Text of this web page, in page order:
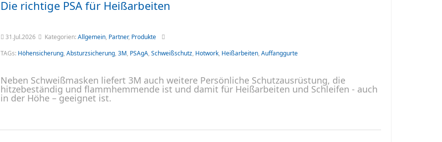
Die richtige PSA für Heißarbeiten
31.Jul.2026 Kategorien:Allgemein, Partner, Produkte
TAGs: Höhensicherung, Absturzsicherung, 3M, PSAgA, Schweißschutz, Hotwork, Heißarbeiten, Auffanggurte
Neben Schweißmasken liefert 3M auch weitere Persönliche Schutzausrüstung, die
hitzebeständig und flammhemmende ist und damit für Heißarbeiten und Schleifen - auch
in der Höhe – geeignet ist.